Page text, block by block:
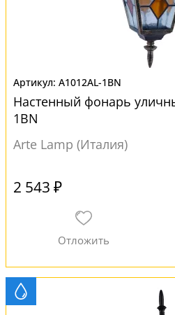
A1012AL-1BN
Настенный фонарь
1BN
Arte Lamp (Италия)
2 543 ₽